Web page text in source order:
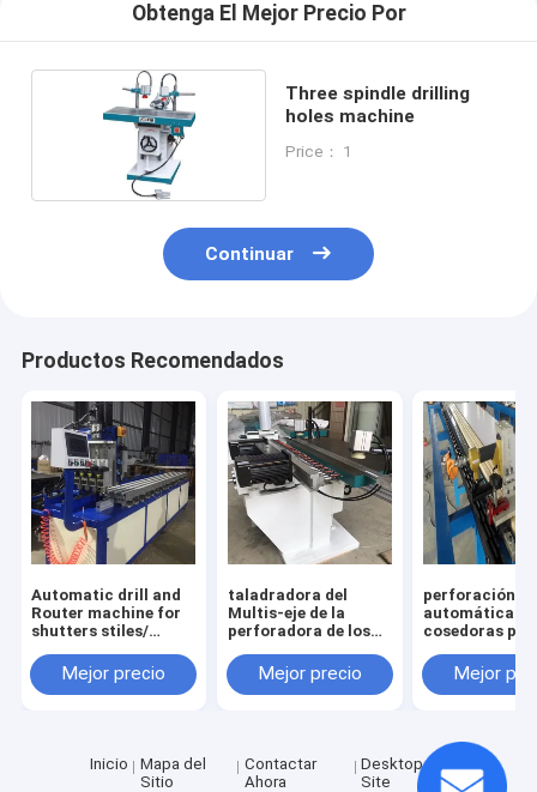
Obtenga El Mejor Precio Por
Three spindle drilling
holes machine
Price： 1
Continuar
Productos Recomendados
Automatic drill and
Router machine for
shutters stiles/
machines
Mejor precio
taladradora del
Multis-eje de la
perforadora de los
máquinas de los
obturadores de la
Mejor precio
perforación
automática y
cosedoras
obturadores
plantación
Mejor
Inicio
Mapa del
Sitio
Contactar
Ahora
Desktop
Site